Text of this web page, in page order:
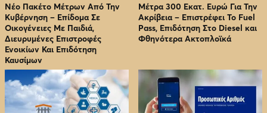
Νέο Πακέτο Μέτρων Από Την
Κυβέρνηση – Επίδομα Σε
Οικογένειες Με Παιδιά,
Διευρυμένες Επιστροφές
Ενοικίων Και Επιδότηση
Καυσίμων
Μέτρα 300 Εκατ. Ευρώ Για Την
Ακρίβεια – Επιστρέφει Το Fuel
Pass, Επιδότηση Στο Diesel και
Φθηνότερα Ακτοπλοϊκά